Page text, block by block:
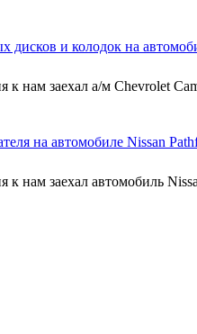
дисков и колодок на
к нам заехал а/м Chevrolet
на автомобиле Nissan
к нам заехал автомобиль